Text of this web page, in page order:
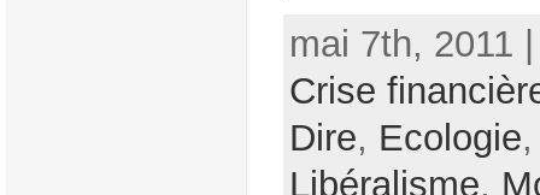
mai 7th, 2011
Crise
Dire, Ecologie
Libéralisme,